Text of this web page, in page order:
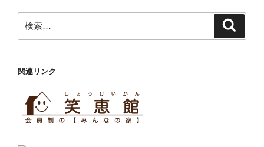
索:
関連リンク